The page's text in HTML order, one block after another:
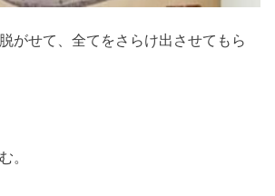
がせて、全てをさらけ出させてもら
。